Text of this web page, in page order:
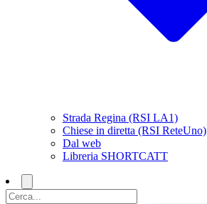
Strada Regina (RSI LA1)
Chiese in diretta (RSI ReteUno)
Dal web
Libreria SHORTCATT